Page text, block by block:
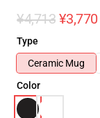
¥4,713 ¥3,770
Type
Ceramic Mug
Color